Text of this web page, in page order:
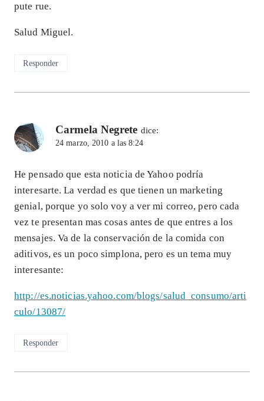
pute rue.
Salud Miguel.
Responder
Carmela Negrete dice:
24 marzo, 2010 a las 8:24
He pensado que esta noticia de Yahoo podría
interesarte. La verdad es que tienen un marketing
genial, porque yo solo voy a ver mi correo, pero cada
vez te presentan mas cosas antes de que entres a los
mensajes. Va de la conservación de la comida con
aditivos, es un poco simplona, pero es un tema muy
interesante:
http://es.noticias.yahoo.com/blogs/salud_consumo/arti
culo/13087/
Responder